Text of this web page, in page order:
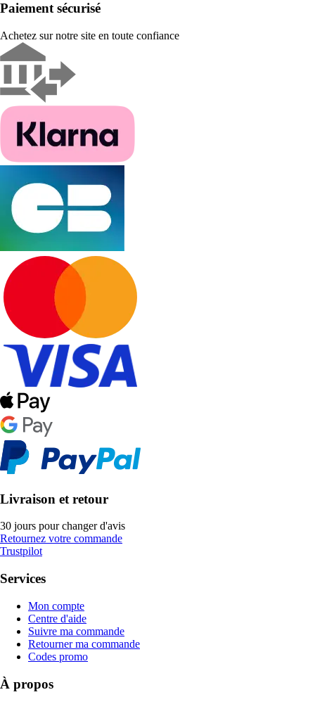
Paiement sécurisé
Achetez sur notre site en toute confiance
Livraison et retour
30 jours pour changer d'avis
Retournez votre commande
Trustpilot
Services
Mon compte
Centre d'aide
Suivre ma commande
Retourner ma commande
Codes promo
À propos